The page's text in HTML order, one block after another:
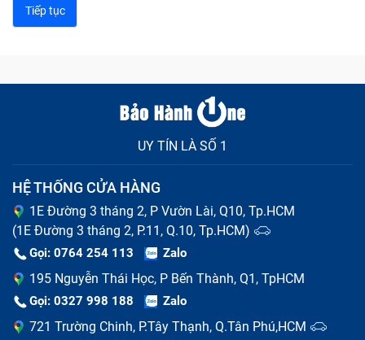
UY TÍN LÀ SỐ 1
HỆ THỐNG CỬA HÀNG
1E Đường 3 tháng 2, P Vườn Lài, Q10, Tp.HCM
(1E Đường 3 tháng 2, P.11, Q.10, Tp.HCM)
Gọi: 0764 254 113 Zalo
195 Nguyễn Thái Học, P Bến Thành, Q1, TpHCM
Gọi: 0327 998 188 Zalo
721 Trường Chinh, P.Tây Thạnh, Q.Tân Phú,HCM